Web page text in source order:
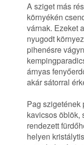
A sziget más
környékén
várnak. Ezeket
nyugodt
pihenésre
árnyas
akár sátorral
Pag szigetének
kavicsos öblök,
rendezett
helyen